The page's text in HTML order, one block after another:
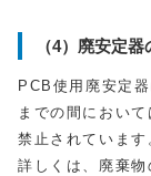
（4）廃安定
PCB使用廃安定
までの間におい
禁止されています
詳しくは、廃棄